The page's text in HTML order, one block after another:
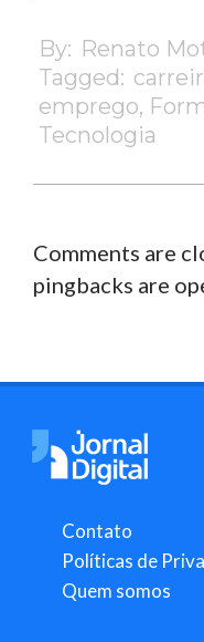
06-
05
By: Renato
Tagged:
emprego,
Tecnologia
Comments are
pingbacks are
Contato
Políticas de
Quem somos